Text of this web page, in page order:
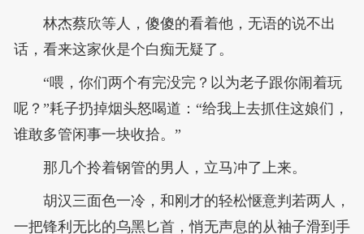
林杰蔡欣等人，傻傻的看着他，无语的说不出
话，看来这家伙是个白痴无疑了。
“喂，你们两个有完没完？以为老子跟你闹着玩
呢？”耗子扔掉烟头怒喝道：“给我上去抓住这娘们，
谁敢多管闲事一块收拾。”
那几个拎着钢管的男人，立马冲了上来。
胡汉三面色一冷，和刚才的轻松惬意判若两人，
一把锋利无比的乌黑匕首，悄无声息的从袖子滑到手